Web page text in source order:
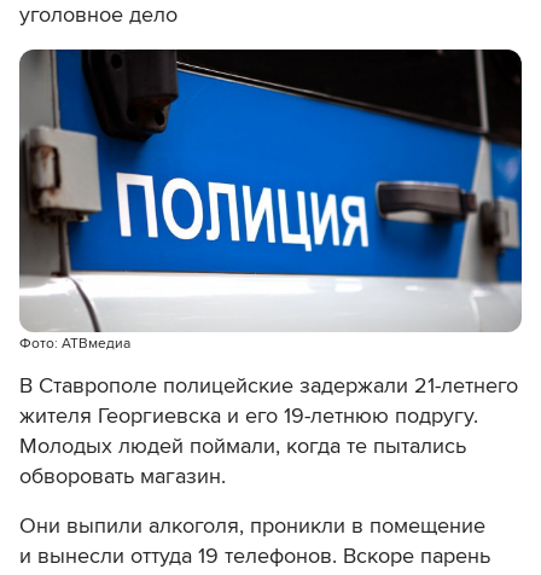
уголовное дело
Фото: АТВмедиа
В Ставрополе полицейские задержали 21-летнего
жителя Георгиевска и его 19-летнюю подругу.
Молодых людей поймали, когда те пытались
обворовать магазин.
Они выпили алкоголя, проникли в помещение
и вынесли оттуда 19 телефонов. Вскоре парень